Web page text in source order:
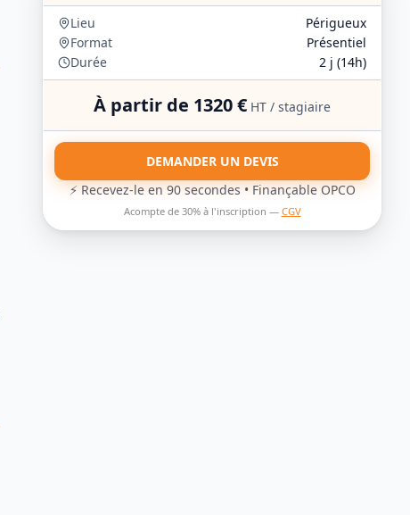
Lieu
Périgueux
Format
Présentiel
Durée
2 j (14h)
À partir de 1320€ HT / stagiaire
DEMANDER UN DEVIS
⚡ Recevez-le en 90 secondes • Finançable OPCO
Acompte de 30% à l'inscription — CGV